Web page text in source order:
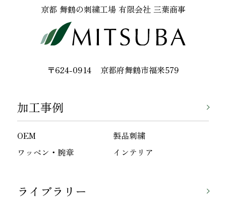
京都 舞鶴の刺繍工場 有限会社 三葉商事
〒624-0914 京都府舞鶴市福来579
加工事例
OEM
製品刺繍
ワッペン・腕章
インテリア
ライブラリー